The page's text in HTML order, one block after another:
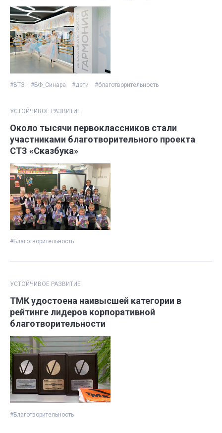
#ВТЗ #БФ_Синара #дети #благотворительность
УСТОЙЧИВОЕ РАЗВИТИЕ
Около тысячи первоклассников стали
участниками благотворительного проекта
СТЗ «Сказбука»
#Благотворительность
УСТОЙЧИВОЕ РАЗВИТИЕ
ТМК удостоена наивысшей категории в
рейтинге лидеров корпоративной
благотворительности
#Благотворительность